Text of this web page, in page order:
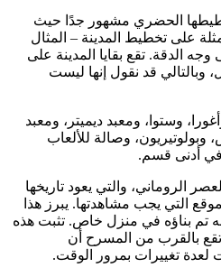
الحضري مشهور جدًا حيث
على تخطيط المدينة – المثال
الدقة. تقع بقايا المدينة على
قد نقول إنها ليست
وستوا، ومعبد ديميتر، ومعبد
وبولوتيريون، وصالة للألعاب
في أدنى قسم.
الروماني، والتي يعود تاريخها
التي يجب مشاهدتها. يبرز هذا
لأنه تم بناؤه في منزل خاص. تثبت هذه
تقع بالقرب من المسرح أن
لعدة تغييرات بمرور الوقت.